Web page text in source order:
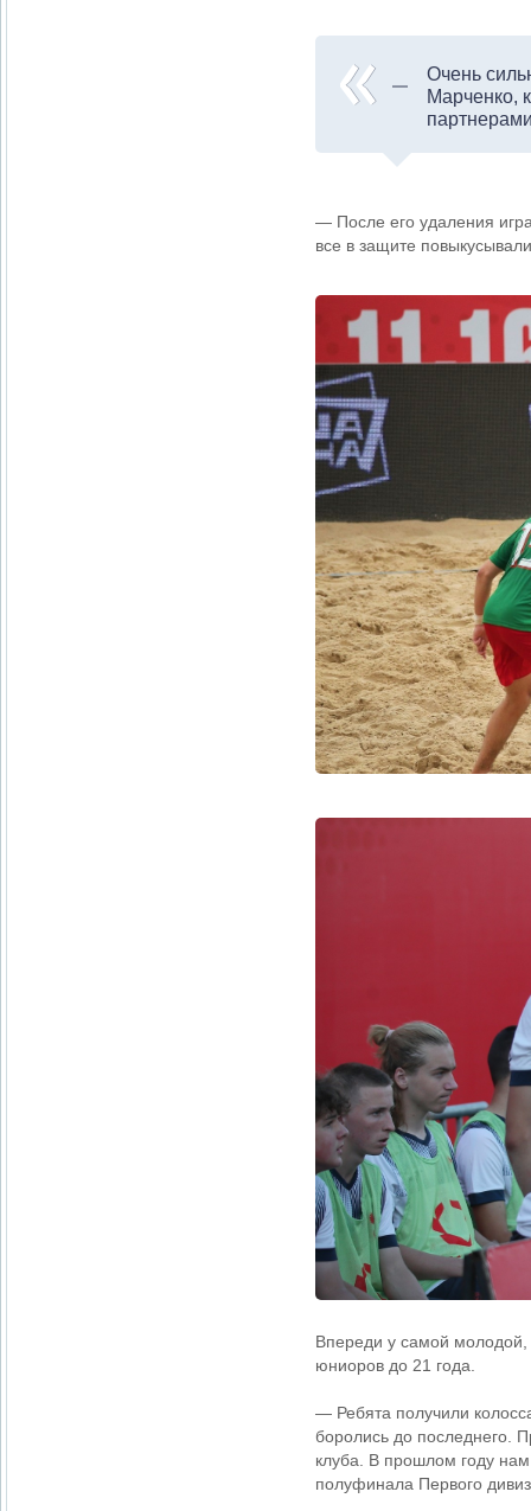
Очень
Марченко,
— После его удаления
все в защите
Впереди у самой
юниоров до 21 года.
— Ребята получили
боролись до последнего.
клуба. В прошлом году
полуфинала Первого